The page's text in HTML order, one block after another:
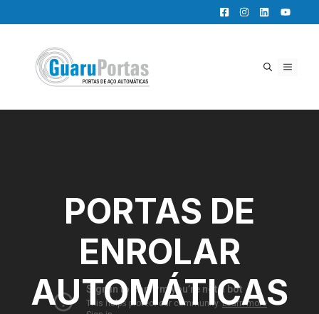
para
conteúdo
MENU
PORTAS DE
ENROLAR
AUTOMÁTICAS